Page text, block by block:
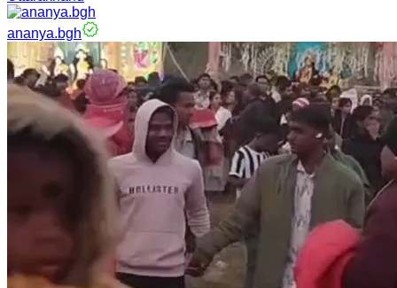
ananya.bgh